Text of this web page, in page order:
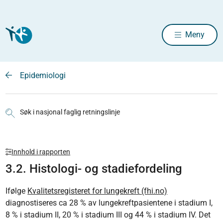
Meny
Epidemiologi
Søk i nasjonal faglig retningslinje
Innhold i rapporten
3.2. Histologi- og stadiefordeling
Ifølge Kvalitetsregisteret for lungekreft (fhi.no)
diagnostiseres ca 28 % av lungekreftpasientene i stadium I,
8 % i stadium II, 20 % i stadium III og 44 % i stadium IV. Det